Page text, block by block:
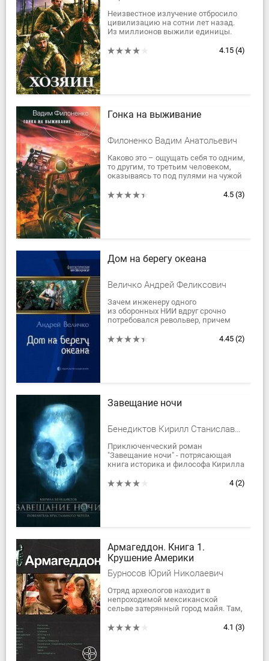
Неизвестное излучение отбросило
цивилизацию на сотни лет назад.
Из миллионов выжили единицы.
арсеналах в полном порядке. Так
4.15 (4)
Гонка на выживание
Филоненко Вадим Анатольевич
Каково это – ощущать себя то одним,
то другим, то третьим человеком,
оказываясь то под пулями на чужой
этом точно знать, что ты не...
4.5 (3)
Дом на берегу океана
Величко Андрей Феликсович
Зачем инженеру одного
из оборонных НИИ вдруг срочно
потребовался револьвер, причем
палатка, большая летающая модель
4.45 (2)
Завещание ночи
Бенедиктов Кирилл Станиславович
Приключенческий роман
"Завещание ночи" - потрясающая
книга историка и философа Кирилла
"Подлинный талант Бенедиктова -
4 (2)
Армагеддон. Книга 1.
Крушение Америки
Бурносов Юрий Николаевич
Отряд археологов находит в
непроходимой мексиканской
сельве затерянный город майя. Там,
обнаруживают глиняный кувшин,
4.1 (3)